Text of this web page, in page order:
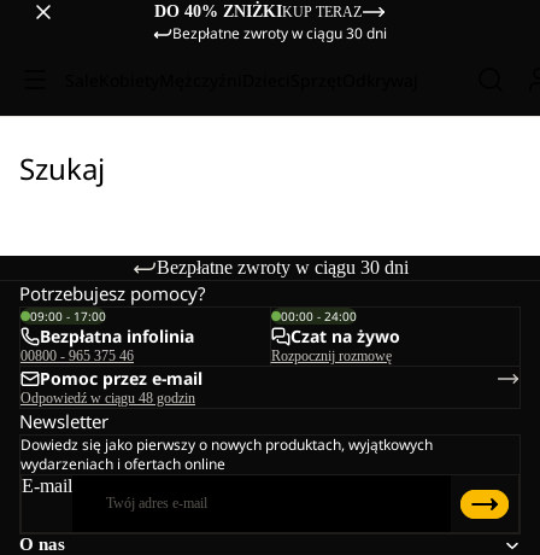
DO 40% ZNIŻKIKUP TERAZ
Bezpłatne zwroty w ciągu 30 dni
Szukaj
Bezpłatne zwroty w ciągu 30 dni
O nas
Potrzebujesz pomocy?
09:00 - 17:00
Bezpłatna infolinia
00800 - 965 375 46
00:00 - 24:00
Czat na żywo
Rozpocznij rozmowę
Pomoc przez e-mail
Odpowiedź w ciągu 48 godzin
Newsletter
Dowiedz się jako pierwszy o nowych produktach, wyjątkowych
wydarzeniach i ofertach online
E-mail